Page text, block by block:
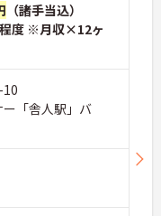
（諸手当込）
程度 ※月収×12ヶ
「舎人駅」バ